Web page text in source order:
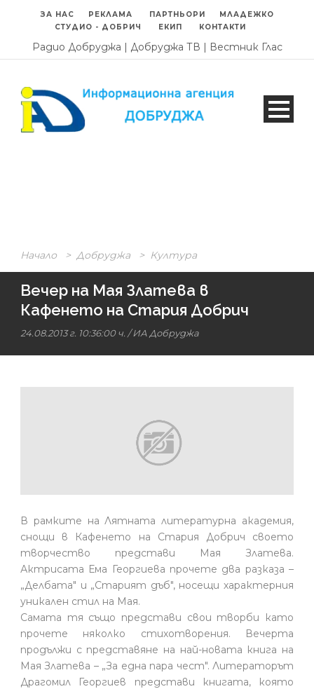
ЗА НАС РЕКЛАМА ПАРТНЬОРИ
МЛАДЕЖКО
СТУДИО - ДОБРИЧ
ЕКИП КОНТАКТИ
Радио Добруджа | Добруджа ТВ | Вестник Глас
Начало > Добруджа > Култура
Вечер на Мая Златева в
Кафенето на Стария Добрич
24.08.2013 г. 10:36:00 ч. / ИА Добруджа
В рамките на Лятната литературна академия,
снощи в Кафенето на Стария Добрич своето
творчество представи Мая Златева.
Актрисата Ема Георгиева прочете два разказа –
„Делбата" и „Старият дъб", носещи характерния
уникален стил на Мая.
Самата тя също представи свои творби като
прочете няколко стихотворения. Вечерта
продължи с представяне на най-новата книга на
Мая Златева – „За една пара чест". Литераторът
Драгомил Георгиев представи книгата, която